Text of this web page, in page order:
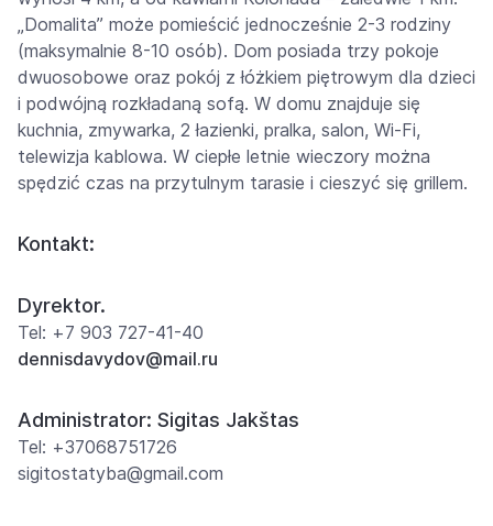
„Domalita” może pomieścić jednocześnie 2-3 rodziny
(maksymalnie 8-10 osób). Dom posiada trzy pokoje
dwuosobowe oraz pokój z łóżkiem piętrowym dla dzieci
i podwójną rozkładaną sofą. W domu znajduje się
kuchnia, zmywarka, 2 łazienki, pralka, salon, Wi-Fi,
telewizja kablowa. W ciepłe letnie wieczory można
spędzić czas na przytulnym tarasie i cieszyć się grillem.
Kontakt:
Dyrektor.
Tel: +7 903 727-41-40
dennisdavydov@mail.ru
Administrator: Sigitas Jakštas
Tel: +37068751726
sigitostatyba@gmail.com